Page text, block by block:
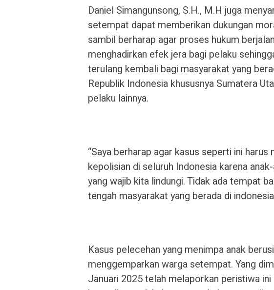
Daniel Simangunsong, S.H., M.H juga
setempat dapat memberikan dukungan
sambil berharap agar proses hukum
menghadirkan efek jera bagi pelaku
terulang kembali bagi masyarakat yang
Republik Indonesia khususnya Sumatera
pelaku lainnya.
“Saya berharap agar kasus seperti ini
kepolisian di seluruh Indonesia karena
yang wajib kita lindungi. Tidak ada tempat
tengah masyarakat yang berada di
Kasus pelecehan yang menimpa anak
menggemparkan warga setempat. Yang
Januari 2025 telah melaporkan peristiwa